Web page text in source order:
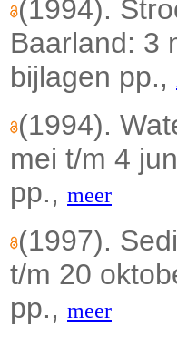
(1994).
Baarland: 3
bijlagen pp.,
(1994).
mei t/m 4
pp., meer
(1997).
t/m 20
pp., meer